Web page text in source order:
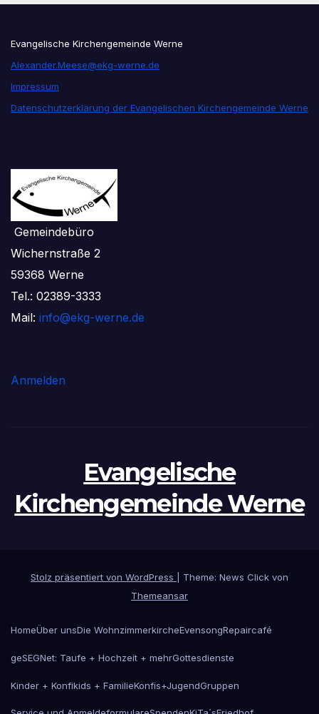
Evangelische Kirchengemeinde Werne
Alexander.Meese@ekg-werne.de
Impressum
Datenschutzerklärung der Evangelischen Kirchengemeinde Werne
Gemeindebüro
Wichernstraße 2
59368 Werne
Tel.: 02389-3333
Mail: info@ekg-werne.de
Anmelden
Evangelische
Kirchengemeinde Werne
Stolz präsentiert von WordPress
Theme: News Click von
Themeansar
HomeÜber unsDie WohnzimmerkircheEvensongRepaircafé
geSEGNet: Taufe + Hochzeit + mehrGottesdienste
Kinder + Konfikids + FamilieKonfis+JugendGruppen